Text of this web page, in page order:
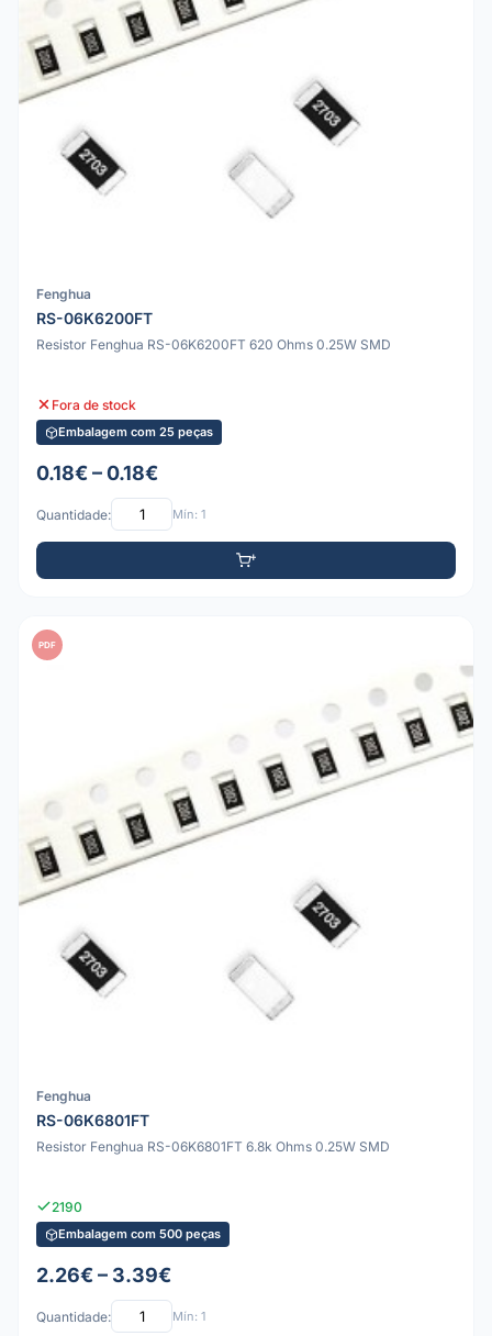
Fenghua
RS-06K6200FT
Resistor Fenghua RS-06K6200FT 620 Ohms 0.25W SMD
Fora de stock
Embalagem com 25 peças
0.18€ – 0.18€
Quantidade: Mín: 1
PDF
Fenghua
RS-06K6801FT
Resistor Fenghua RS-06K6801FT 6.8k Ohms 0.25W SMD
2190
Embalagem com 500 peças
2.26€ – 3.39€
Quantidade: Mín: 1